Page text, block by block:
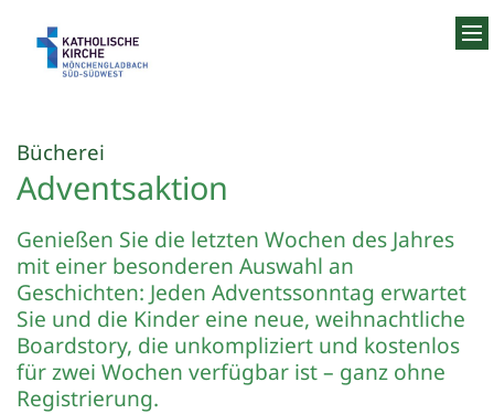
Bücherei
Adventsaktion
Genießen Sie die letzten Wochen des Jahres
mit einer besonderen Auswahl an
Geschichten: Jeden Adventssonntag erwartet
Sie und die Kinder eine neue, weihnachtliche
Boardstory, die unkompliziert und kostenlos
für zwei Wochen verfügbar ist – ganz ohne
Registrierung.